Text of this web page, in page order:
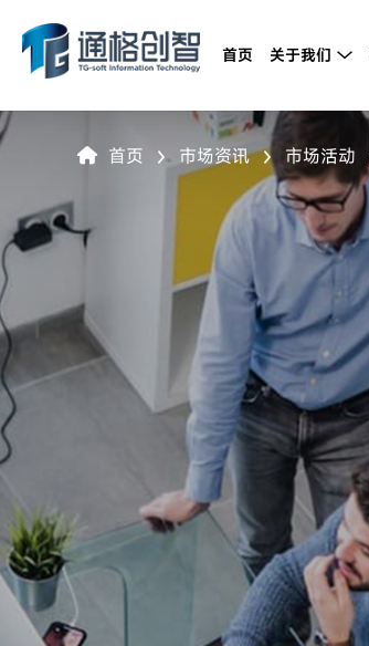
首页 关于我们 
 首页  市场资讯  市场活动